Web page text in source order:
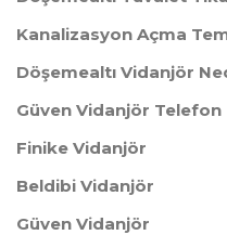
Kanalizasyon Açma
Döşemealtı Vidanjör
Güven Vidanjör Telefon
Finike Vidanjör
Beldibi Vidanjör
Güven Vidanjör